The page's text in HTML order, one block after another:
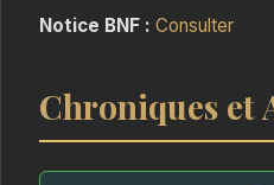
Alors, installez-vous
envelopper de nuances
Notice BNF : Consulter
Chroniques et